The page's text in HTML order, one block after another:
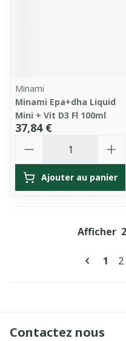
Minami
Minami Epa+dha Liquid
Mini + Vit D3 Fl 100ml
37,84 €
Ajouter au panier
1 2
Afficher
Contactez nous